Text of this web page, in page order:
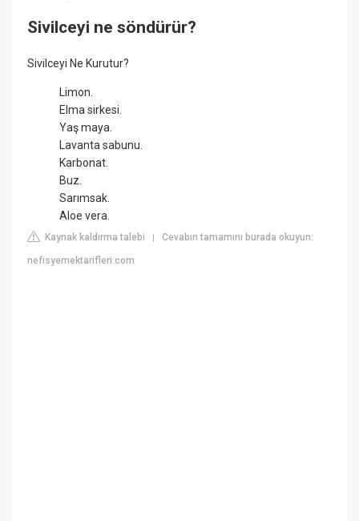
Sivilceyi ne söndürür?
Sivilceyi Ne Kurutur?
Limon.
Elma sirkesi.
Yaş maya.
Lavanta sabunu.
Karbonat.
Buz.
Sarımsak.
Aloe vera.
Kaynak kaldırma talebi |Cevabın tamamını burada okuyun:
nefisyemektarifleri.com